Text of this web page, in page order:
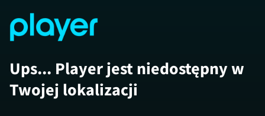
Ups... Player jest niedostępny w
Twojej lokalizacji